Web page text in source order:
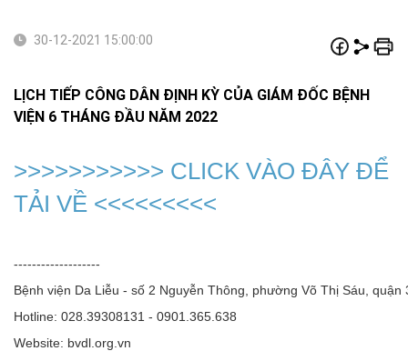
30-12-2021 15:00:00
LỊCH TIẾP CÔNG DÂN ĐỊNH KỲ CỦA GIÁM ĐỐC BỆNH
VIỆN 6 THÁNG ĐẦU NĂM 2022
>>>>>>>>>>> CLICK VÀO ĐÂY ĐỂ
TẢI VỀ <<<<<<<<<
-------------------
Bệnh viện Da Liễu - số 2 Nguyễn Thông, phường Võ Thị Sáu, quận
Hotline: 028.39308131 - 0901.365.638
Website: bvdl.org.vn